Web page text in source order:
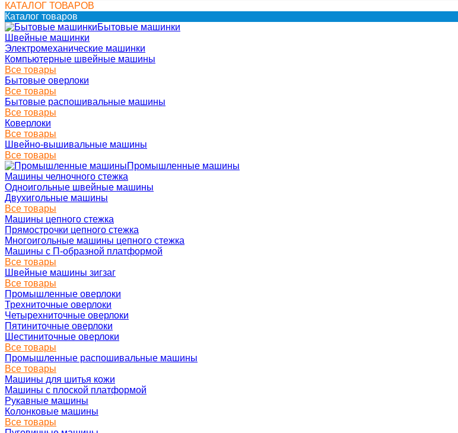
КАТАЛОГ ТОВАРОВ
Каталог товаров
Бытовые машинки
Швейные машинки
Электромеханические машинки
Компьютерные швейные машины
Все товары
Бытовые оверлоки
Все товары
Бытовые распошивальные машины
Все товары
Коверлоки
Все товары
Швейно-вышивальные машины
Все товары
Промышленные машины
Машины челночного стежка
Одноигольные швейные машины
Двухигольные машины
Все товары
Машины цепного стежка
Прямострочки цепного стежка
Многоигольные машины цепного стежка
Машины с П-образной платформой
Все товары
Швейные машины зигзаг
Все товары
Промышленные оверлоки
Трехниточные оверлоки
Четырехниточные оверлоки
Пятиниточные оверлоки
Шестиниточные оверлоки
Все товары
Промышленные распошивальные машины
Все товары
Машины для шитья кожи
Машины с плоской платформой
Рукавные машины
Колонковые машины
Все товары